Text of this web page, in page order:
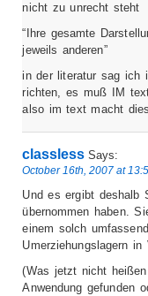
nicht zu unrecht steht
“Ihre gesamte
jeweils anderen”
in der literatur sag ich
richten, es muß IM
also im text macht
classless Says:
October 16th, 2007 at
Und es ergibt deshalb
übernommen haben.
einem solch
Umerziehungslagern
(Was jetzt nicht
Anwendung gefunden